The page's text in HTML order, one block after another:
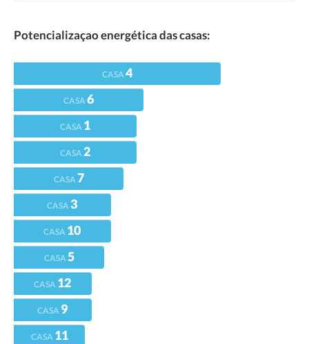
Potencializaçao energética das casas:
CASA4
CASA6
CASA 1
CASA2
CASA7
CASA 3
CASA 10
CASA5
CASA 12
CASA 9
CASA 11